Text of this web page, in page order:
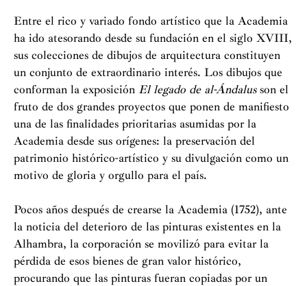
Entre el rico y variado fondo artístico que la Academia
ha ido atesorando desde su fundación en el siglo XVIII,
sus colecciones de dibujos de arquitectura constituyen
un conjunto de extraordinario interés. Los dibujos que
conforman la exposición El legado de al-Ándalusson el
fruto de dos grandes proyectos que ponen de manifiesto
una de las finalidades prioritarias asumidas por la
Academia desde sus orígenes: la preservación del
patrimonio histórico-artístico y su divulgación como un
motivo de gloria y orgullo para el país.
Pocos años después de crearse la Academia (1752), ante
la noticia del deterioro de las pinturas existentes en la
Alhambra, la corporación se movilizó para evitar la
pérdida de esos bienes de gran valor histórico,
procurando que las pinturas fueran copiadas por un